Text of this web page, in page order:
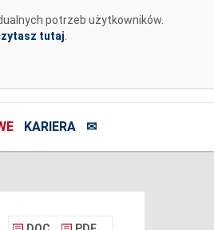
potrzeb użytkowników.
tutaj
KARIERA ✉